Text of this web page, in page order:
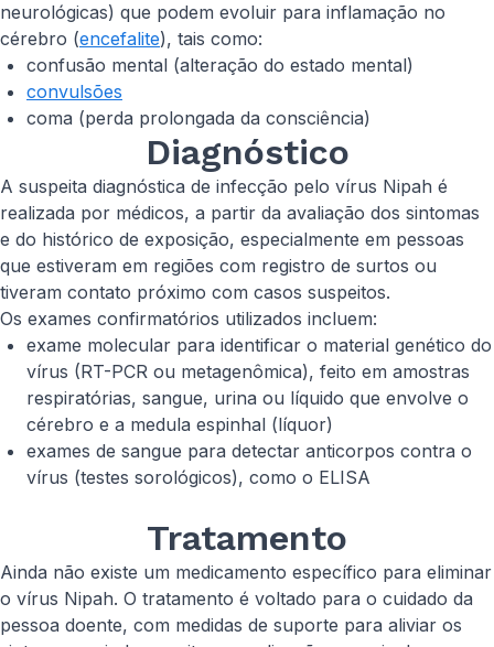
neurológicas) que podem evoluir para inflamação no
cérebro (encefalite), tais como:
confusão mental (alteração do estado mental)
convulsões
coma (perda prolongada da consciência)
Diagnóstico
A suspeita diagnóstica de infecção pelo vírus Nipah é
realizada por médicos, a partir da avaliação dos sintomas
e do histórico de exposição, especialmente em pessoas
que estiveram em regiões com registro de surtos ou
tiveram contato próximo com casos suspeitos.
Os exames confirmatórios utilizados incluem:
exame molecular para identificar o material genético do
vírus (RT-PCR ou metagenômica), feito em amostras
respiratórias, sangue, urina ou líquido que envolve o
cérebro e a medula espinhal (líquor)
exames de sangue para detectar anticorpos contra o
vírus (testes sorológicos), como o ELISA
Tratamento
Ainda não existe um medicamento específico para eliminar
o vírus Nipah. O tratamento é voltado para o cuidado da
pessoa doente, com medidas de suporte para aliviar os